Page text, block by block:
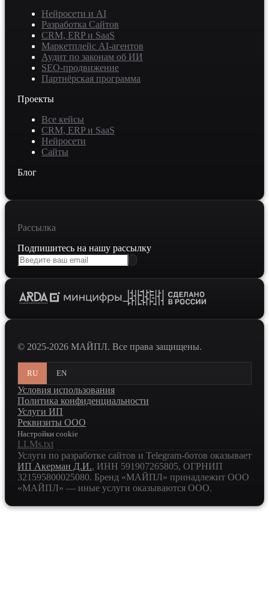
Нейросети и AI
Разработка Сайтов
CRM, ERP и SaaS
Маркетплейс AI-агентов
Аудит по законам об ИИ
SEO-продвижение
Партнёрская программа
Проекты
Все кейсы
CRM, ERP и SaaS
Нейросети
Сайты
Блог
Рассылка
Подпишитесь на нашу рассылку
© 2025-2026 МАЙПЛ. Все права защищены.
RU EN
Условия использования
Политика конфиденциальности
Услуги ИП
Реквизиты ООО
Настройки cookie
LLMs.txt
Услуги по разработке сайтов и Telegram-ботов оказывает
ИП Акерман Д.И., ИНН 591907265805, ОГРНИП
321595800025080. Бренд «МАЙПЛ» принадлежит ООО
«МАЙПЛ» — иные услуги оказываются ООО.